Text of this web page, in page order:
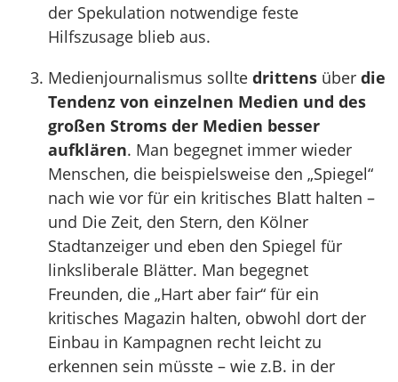
der Spekulation notwendige feste
Hilfszusage blieb aus.
Medienjournalismus sollte drittens über die
Tendenz von einzelnen Medien und des
großen Stroms der Medien besser
aufklären. Man begegnet immer wieder
Menschen, die beispielsweise den „Spiegel“
nach wie vor für ein kritisches Blatt halten –
und Die Zeit, den Stern, den Kölner
Stadtanzeiger und eben den Spiegel für
linksliberale Blätter. Man begegnet
Freunden, die „Hart aber fair“ für ein
kritisches Magazin halten, obwohl dort der
Einbau in Kampagnen recht leicht zu
erkennen sein müsste – wie z.B. in der